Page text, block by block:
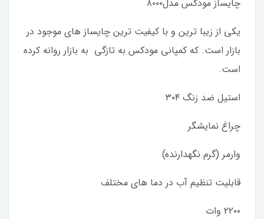
چایساز مودکس مدل۸۰۰۰
یکی از زیبا ترین و با کیفیت ترین چایساز های موجود در
بازار است. که کمپانی مودکس به تازگی به بازار روانه کرده
است.
استیل ضد زنگ ۳۰۴
چراغ نمایشگر
وارمر (گرم نگهدارنده)
قابلیت تنظیم آب در دما های مختلف
۲۲۰۰ وات